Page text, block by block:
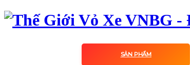
SẢN PHẨM